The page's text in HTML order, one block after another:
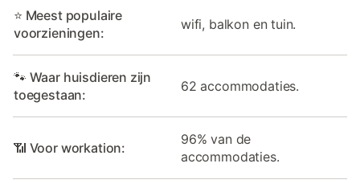
⭐ Meest populaire
voorzieningen:
wifi, balkon en tuin.
🐾 Waar huisdieren zijn
toegestaan:
62 accommodaties.
📶 Voor workation:
96% van de
accommodaties.